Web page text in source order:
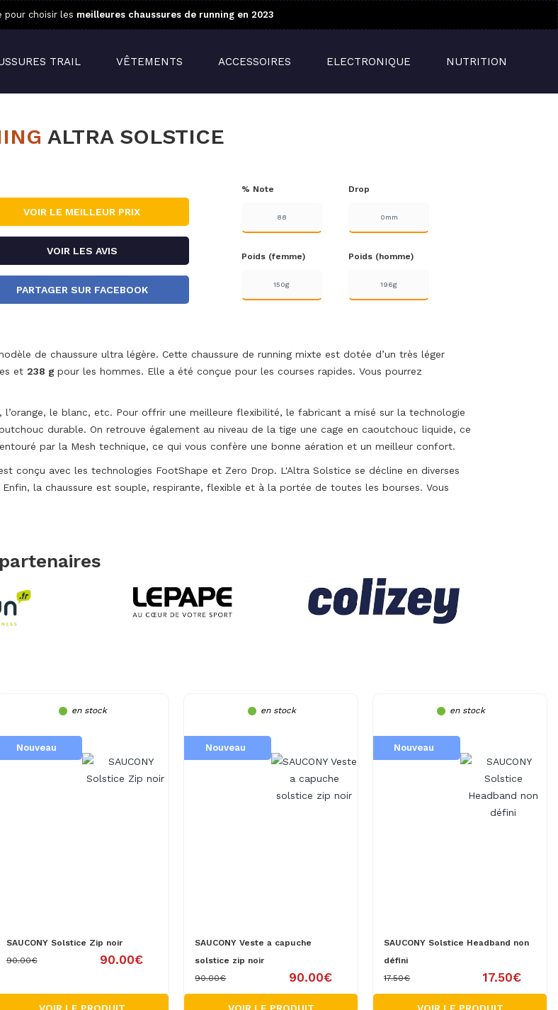
pour choisir les meilleures chaussures de running en 2023
TRAIL VÊTEMENTS ACCESSOIRES ELECTRONIQUE NUTRITION
ALTRA SOLSTICE
VOIR LE MEILLEUR PRIX
VOIR LES AVIS
PARTAGER SUR FACEBOOK
Drop
0mm
% Note
88
Poids (homme)
196g
Poids (femme)
150g
de chaussure ultra légère. Cette chaussure de running mixte est dotée d’un très léger
et 238 g pour les hommes. Elle a été conçue pour les courses rapides. Vous pourrez
le blanc, etc. Pour offrir une meilleure flexibilité, le fabricant a misé sur la technologie
durable. On retrouve également au niveau de la tige une cage en caoutchouc liquide, ce
par la Mesh technique, ce qui vous confère une bonne aération et un meilleur confort.
conçu avec les technologies FootShape et Zero Drop. L'Altra Solstice se décline en diverses
la chaussure est souple, respirante, flexible et à la portée de toutes les bourses. Vous
en stock
Nouveau
SAUCONY Solstice Zip noir
90.00€
90.00€
en stock
Nouveau
SAUCONY Veste a capuche
solstice zip noir
90.00€
90.00€
en stock
Nouveau
SAUCONY Solstice Headband non
défini
17.50€
17.50€